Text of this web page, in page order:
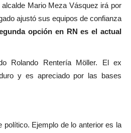
Mario Meza Vásquez irá por
ajustó sus equipos de confianza
opción en RN es el actual
Rolando Rentería Möller. El ex
y es apreciado por las bases
político. Ejemplo de lo anterior es la
del polideportivo
Buenas
avance físico del 58 por ciento. Inversión de